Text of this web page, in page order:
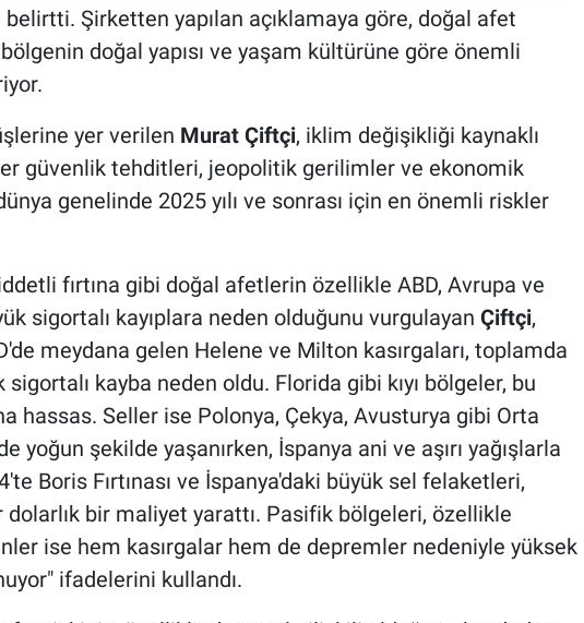
Şirketten yapılan açıklamaya göre, doğal afet
doğal yapısı ve yaşam kültürüne göre önemli
yer verilen Murat Çiftçi, iklim değişikliği kaynaklı
güvenlik tehditleri, jeopolitik gerilimler ve ekonomik
genelinde 2025 yılı ve sonrası için en önemli riskler
fırtına gibi doğal afetlerin özellikle ABD, Avrupa ve
sigortalı kayıplara neden olduğunu vurgulayan Çiftçi,
meydana gelen Helene ve Milton kasırgaları, toplamda
sigortalı kayba neden oldu. Florida gibi kıyı bölgeler, bu
hassas​. Seller ise Polonya, Çekya, Avusturya gibi Orta
yoğun şekilde yaşanırken, İspanya ani ve aşırı yağışlarla
Boris Fırtınası ve İspanya'daki büyük sel felaketleri,
bir maliyet yarattı. Pasifik bölgeleri, özellikle
ise hem kasırgalar hem de depremler nedeniyle yüksek
ifadelerini kullandı.